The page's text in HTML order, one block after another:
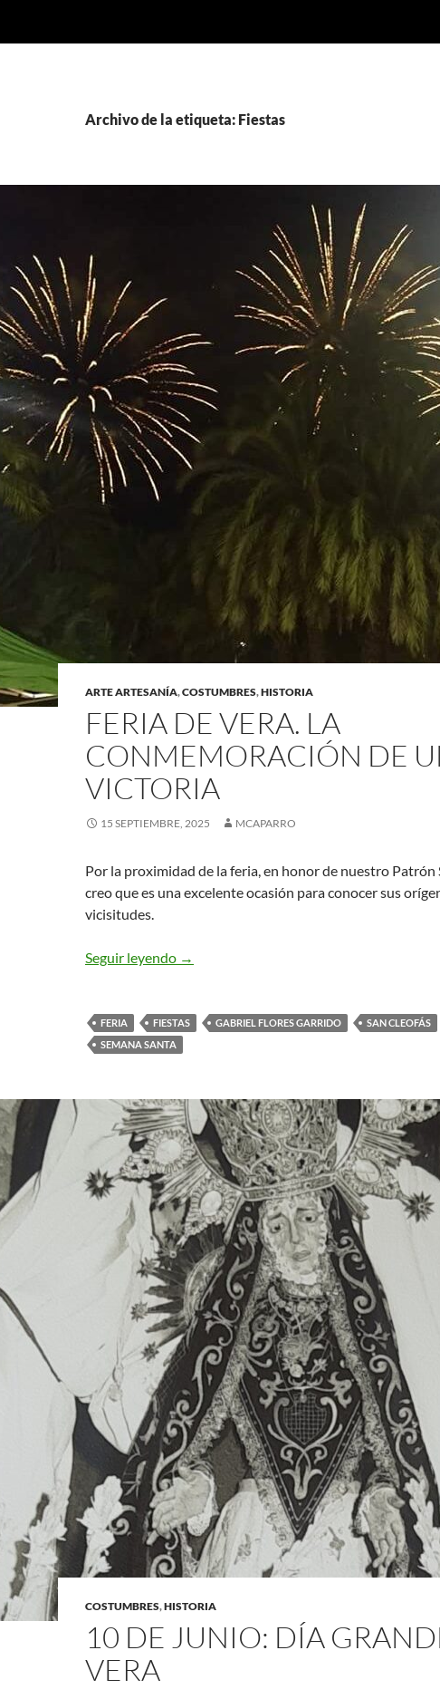
Archivo de la etiqueta: Fiestas
ARTE ARTESANÍA,COSTUMBRES,HISTORIA
FERIA DE VERA. LA
CONMEMORACIÓN DE
VICTORIA
15 SEPTIEMBRE, 2025 MCAPARRO
Por la proximidad de la feria, en honor de nuestro Patrón
creo que es una excelente ocasión para conocer sus
vicisitudes.
Seguir leyendo FERIA DE VERA. LA
→
FERIA FIESTAS GABRIEL FLORES GARRIDO
SAN CLEOFÁS
SEMANA SANTA
COSTUMBRES,HISTORIA
10 DE JUNIO: DÍA
VERA